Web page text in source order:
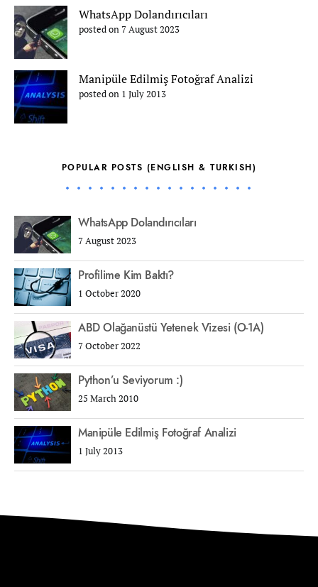
WhatsApp Dolandırıcıları
posted on 7 August 2023
Manipüle Edilmiş Fotoğraf Analizi
posted on 1 July 2013
POPULAR POSTS (ENGLISH & TURKISH)
WhatsApp Dolandırıcıları
7 August 2023
Profilime Kim Baktı?
1 October 2020
ABD Olağanüstü Yetenek Vizesi (O-1A)
7 October 2022
Python’u Seviyorum :)
25 March 2010
Manipüle Edilmiş Fotoğraf Analizi
1 July 2013